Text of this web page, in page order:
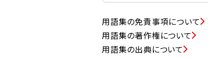
用語集の免責事項について
用語集の著作権について
用語集の出典について